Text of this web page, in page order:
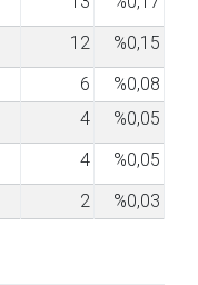
12
%0,15
6
%0,08
4
%0,05
4
%0,05
2 %0,03